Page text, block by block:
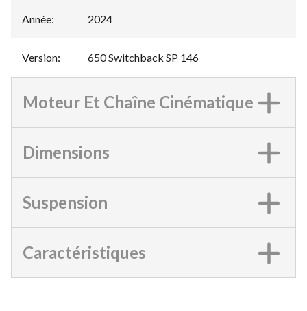
Année: 2024
Version: 650 Switchback SP 146
Moteur Et Chaîne Cinématique
Dimensions
Suspension
Caractéristiques